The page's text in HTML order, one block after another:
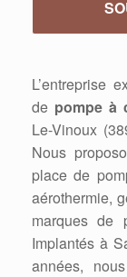
L’entreprise
de pompe à
Le-Vinoux
Nous
place de
aérothermie,
marques de
Implantés à
années,